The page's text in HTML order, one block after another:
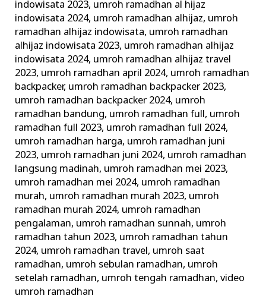
indowisata 2023, umroh ramadhan al hijaz
indowisata 2024, umroh ramadhan alhijaz, umroh
ramadhan alhijaz indowisata, umroh ramadhan
alhijaz indowisata 2023, umroh ramadhan alhijaz
indowisata 2024, umroh ramadhan alhijaz travel
2023, umroh ramadhan april 2024, umroh ramadhan
backpacker, umroh ramadhan backpacker 2023,
umroh ramadhan backpacker 2024, umroh
ramadhan bandung, umroh ramadhan full, umroh
ramadhan full 2023, umroh ramadhan full 2024,
umroh ramadhan harga, umroh ramadhan juni
2023, umroh ramadhan juni 2024, umroh ramadhan
langsung madinah, umroh ramadhan mei 2023,
umroh ramadhan mei 2024, umroh ramadhan
murah, umroh ramadhan murah 2023, umroh
ramadhan murah 2024, umroh ramadhan
pengalaman, umroh ramadhan sunnah, umroh
ramadhan tahun 2023, umroh ramadhan tahun
2024, umroh ramadhan travel, umroh saat
ramadhan, umroh sebulan ramadhan, umroh
setelah ramadhan, umroh tengah ramadhan,video
umroh ramadhan